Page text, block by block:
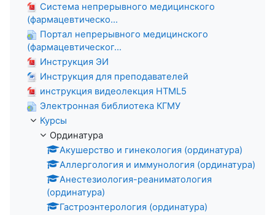
Система непрерывного медицинского
(фармацевтическо...
Портал непрерывного медицинского
(фармацевтическог...
Инструкция ЭИ
Инструкция для преподавателей
инструкция видеолекция HTML5
Электронная библиотека КГМУ
Курсы
Ординатура
Акушерство и гинекология (ординатура)
Аллергология и иммунология (ординатура)
Анестезиология-реаниматология
(ординатура)
Гастроэнтерология (ординатура)